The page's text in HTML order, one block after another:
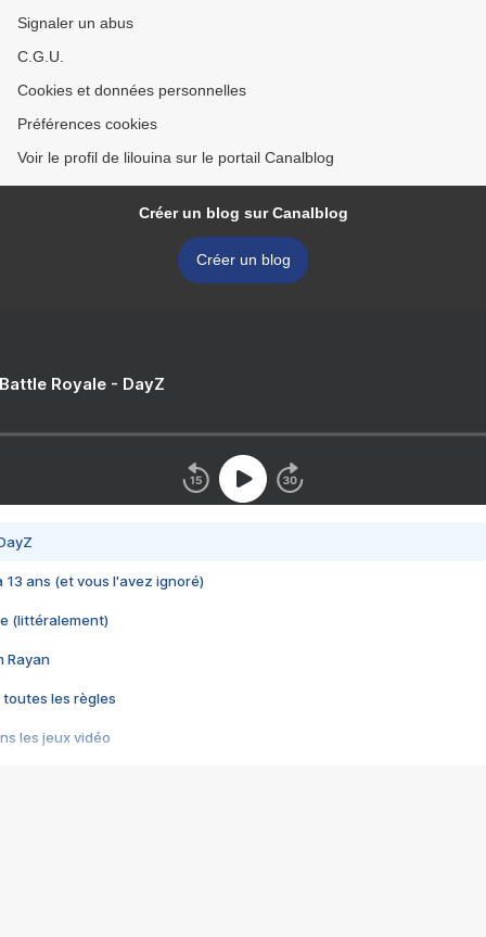
Signaler un abus
C.G.U.
Cookies et données personnelles
Préférences cookies
Voir le profil de lilouina sur le portail Canalblog
Créer un blog sur Canalblog
Créer un blog
Royale - DayZ
13 ans (et vous l'avez ignoré)
(littéralement)
Rayan
toutes les règles
les jeux vidéo